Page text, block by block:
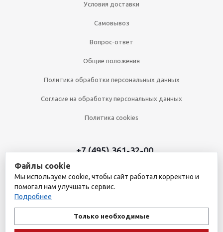
Условия доставки
Самовывоз
Вопрос-ответ
Общие положения
Политика обработки персональных данных
Согласие на обработку персональных данных
Политика cookies
+7 (495) 361-32-00
Обращаем ваше внимание на то, что данный интернет-сайт носит
исключительно информационный характер и ни при каких
Файлы cookie
Мы используем cookie, чтобы сайт работал корректно и
помогал нам улучшать сервис.
Подробнее
Только необходимые